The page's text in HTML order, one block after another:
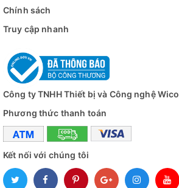
Chính sách
Truy cập nhanh
Công ty TNHH Thiết bị và Công nghệ Wico
Phương thức thanh toán
Kết nối với chúng tôi